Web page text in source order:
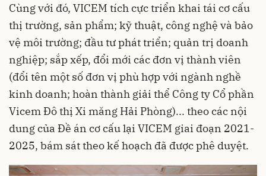
Cùng với đó, VICEM tích cực triển khai tái cơ cấu
thị trường, sản phẩm; kỹ thuật, công nghệ và bảo
vệ môi trường; đầu tư phát triển; quản trị doanh
nghiệp; sắp xếp, đổi mới các đơn vị thành viên
(đổi tên một số đơn vị phù hợp với ngành nghề
kinh doanh; hoàn thành giải thể Công ty Cổ phần
Vicem Đô thị Xi măng Hải Phòng)... theo các nội
dung của Đề án cơ cấu lại VICEM giai đoạn 2021-
2025, bám sát theo kế hoạch đã được phê duyệt.